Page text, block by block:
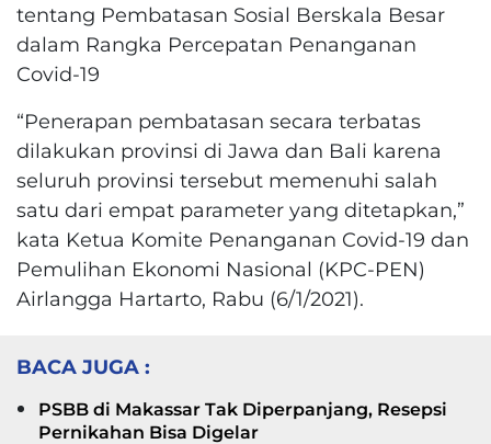
tentang Pembatasan Sosial Berskala Besar
dalam Rangka Percepatan Penanganan
Covid-19
“Penerapan pembatasan secara terbatas
dilakukan provinsi di Jawa dan Bali karena
seluruh provinsi tersebut memenuhi salah
satu dari empat parameter yang ditetapkan,”
kata Ketua Komite Penanganan Covid-19 dan
Pemulihan Ekonomi Nasional (KPC-PEN)
Airlangga Hartarto, Rabu (6/1/2021).
BACA JUGA :
PSBB di Makassar Tak Diperpanjang, Resepsi
Pernikahan Bisa Digelar